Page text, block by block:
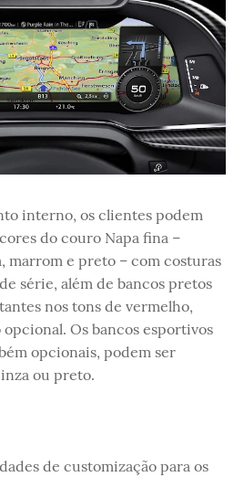
interno, os clientes podem
do couro Napa fina –
marrom e preto – com costuras
série, além de bancos pretos
nos tons de vermelho,
Os bancos esportivos
opcionais, podem ser
ou preto.
de customização para os